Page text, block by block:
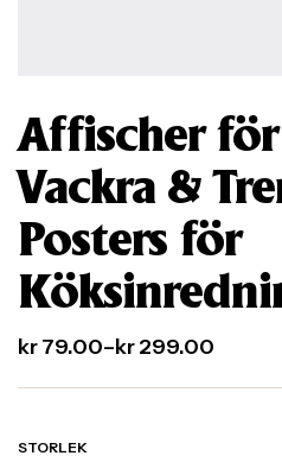
Affischer
Vackra &
Posters för
kr79.00–kr299.00
STORLEK